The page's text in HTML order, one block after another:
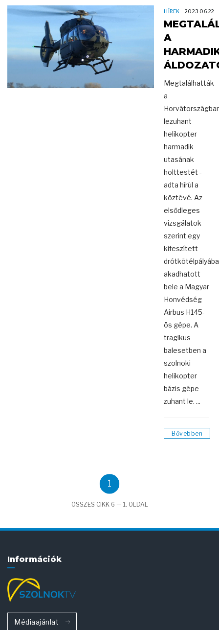
HÍREK 2023.06.22
A
Megtalálhatták
a
lezuhant
helikopter
harmadik
utasának
holttestét -
adta hírül a
köztévé. Az
elsődleges
vizsgálatok
szerint egy
kifeszített
drótkötélpályába
akadhatott
bele a Magyar
Honvédség
Airbus H145-
ös gépe. A
tragikus
balesetben a
szolnoki
helikopter
bázis gépe
zuhant le. ...
Bővebben
1
ÖSSZES CIKK 6 — 1. OLDAL
Információk
Médiaajánlat